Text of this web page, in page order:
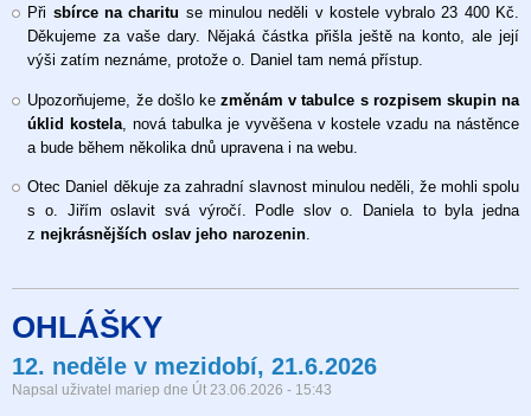
Při sbírce na charitu se minulou neděli v kostele vybralo 23 400 Kč.
Děkujeme za vaše dary. Nějaká částka přišla ještě na konto, ale její
výši zatím neznáme, protože o. Daniel tam nemá přístup.
Upozorňujeme, že došlo kezměnám v tabulce s rozpisem skupin na
úklid kostela , nová tabulka je vyvěšena v kostele vzadu na nástěnce
a bude během několika dnů upravena i na webu.
Otec Daniel děkuje za zahradní slavnost minulou neděli, že mohli spolu
s o. Jiřím oslavit svá výročí. Podle slov o. Daniela to byla jedna
znejkrásnějších oslav jeho narozenin
OHLÁŠKY
12. neděle v mezidobí, 21.6.2026
Napsal uživatel mariep dne Út 23.06.2026 - 15:43